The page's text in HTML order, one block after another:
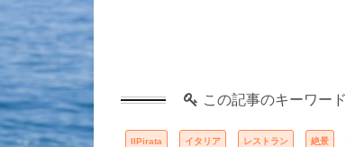
この記事のキーワード
IlPirata イタリア レストラン 絶景